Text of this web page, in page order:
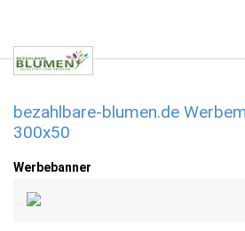
bezahlbare-blumen.de
300x50
Werbebanner